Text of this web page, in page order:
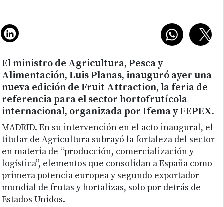
El ministro de Agricultura, Pesca y
Alimentación, Luis Planas, inauguró ayer una
nueva edición de Fruit Attraction, la feria de
referencia para el sector hortofrutícola
internacional, organizada por Ifema y FEPEX.
MADRID. En su intervención en el acto inaugural, el
titular de Agricultura subrayó la fortaleza del sector
en materia de “producción, comercialización y
logística”, elementos que consolidan a España como
primera potencia europea y segundo exportador
mundial de frutas y hortalizas, solo por detrás de
Estados Unidos.